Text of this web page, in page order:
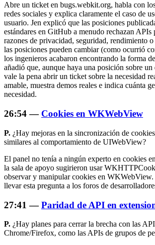
Abre un ticket en bugs.webkit.org, habla con
redes sociales y explica claramente el caso de
usuario. Jen explicó que las posiciones
estándares en GitHub a menudo rechazan APIs
razones de privacidad, seguridad, rendimiento
las posiciones pueden cambiar (como ocurrió
los ingenieros acabaron encontrando la forma
añadió que, aunque haya una posición sobre un
vale la pena abrir un ticket sobre la necesidad
amable, muestra demos reales e indica cuánta
necesidad.
26:54 — Cookies en WKWebView
P. ¿Hay mejoras en la sincronización de
similares al comportamiento de UIWebView?
El panel no tenía a ningún experto en cookies
la sala de apoyo sugirieron usar
observar y manipular cookies en WKWebView.
llevar esta pregunta a los foros de
27:41 —Paridad de API en
P. ¿Hay planes para cerrar la brecha con las
Chrome/Firefox, como las APIs de grupos de